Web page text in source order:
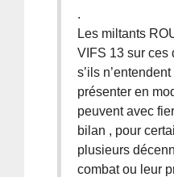
.
Les miltants
VIFS 13 sur ces
s’ils
présenter en
peuvent avec
bilan , pour
plusieurs
combat ou leur